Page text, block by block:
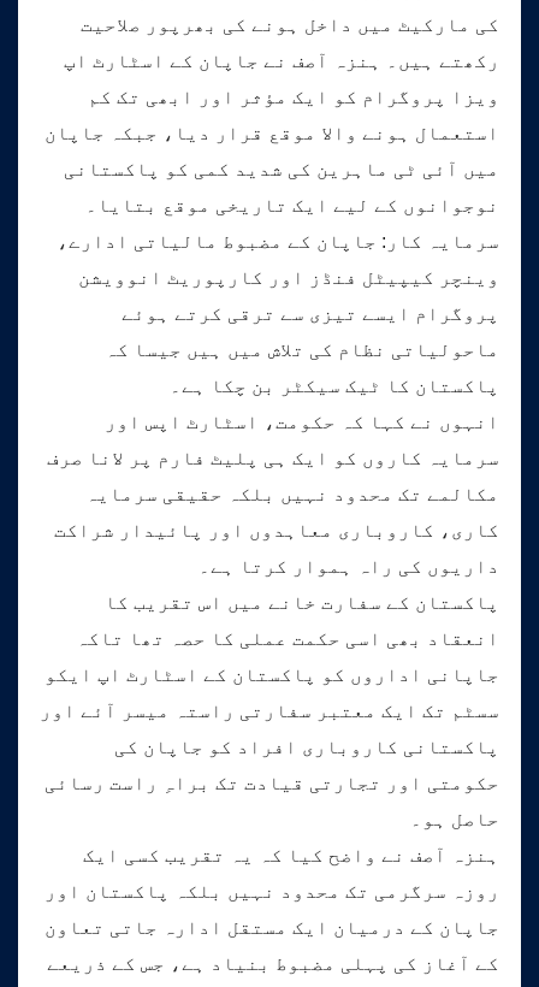
کی مارکیٹ میں داخل ہونے کی بھرپور صلاحیت
رکھتے ہیں۔ ہنزہ آصف نے جاپان کے اسٹارٹ اپ
ویزا پروگرام کو ایک مؤثر اور ابھی تک کم
استعمال ہونے والا موقع قرار دیا، جبکہ جاپان
میں آئی ٹی ماہرین کی شدید کمی کو پاکستانی
نوجوانوں کے لیے ایک تاریخی موقع بتایا۔
سرمایہ کار: جاپان کے مضبوط مالیاتی ادارے،
وینچر کیپیٹل فنڈز اور کارپوریٹ انوویشن
پروگرام ایسے تیزی سے ترقی کرتے ہوئے
ماحولیاتی نظام کی تلاش میں ہیں جیسا کہ
پاکستان کا ٹیک سیکٹر بن چکا ہے۔
انہوں نے کہا کہ حکومت، اسٹارٹ اپس اور
سرمایہ کاروں کو ایک ہی پلیٹ فارم پر لانا صرف
مکالمے تک محدود نہیں بلکہ حقیقی سرمایہ
کاری، کاروباری معاہدوں اور پائیدار شراکت
داریوں کی راہ ہموار کرتا ہے۔
پاکستان کے سفارت خانے میں اس تقریب کا
انعقاد بھی اسی حکمت عملی کا حصہ تھا تاکہ
جاپانی اداروں کو پاکستان کے اسٹارٹ اپ ایکو
سسٹم تک ایک معتبر سفارتی راستہ میسر آئے اور
پاکستانی کاروباری افراد کو جاپان کی
حکومتی اور تجارتی قیادت تک براہِ راست رسائی
حاصل ہو۔
ہنزہ آصف نے واضح کیا کہ یہ تقریب کسی ایک
روزہ سرگرمی تک محدود نہیں بلکہ پاکستان اور
جاپان کے درمیان ایک مستقل ادارہ جاتی تعاون
کے آغاز کی پہلی مضبوط بنیاد ہے، جس کے ذریعے